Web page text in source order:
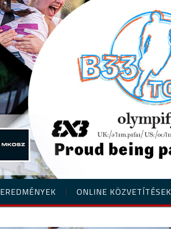
EREDMÉNYEK ONLINE KÖZVETÍTÉSEK